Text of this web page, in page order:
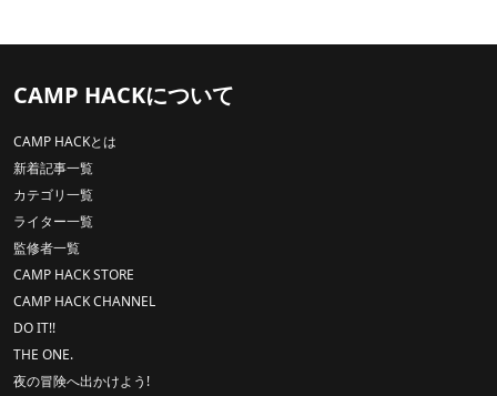
CAMP HACKについて
CAMP HACKとは
新着記事一覧
カテゴリ一覧
ライター一覧
監修者一覧
CAMP HACK STORE
CAMP HACK CHANNEL
DO IT!!
THE ONE.
夜の冒険へ出かけよう!